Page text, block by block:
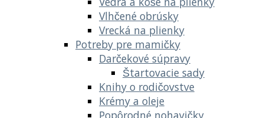
Vlhčené obrúsky
Vrecká na plienky
Potreby pre mamičky
Darčekové súpravy
Štartovacie sady
Knihy o rodičovstve
Krémy a oleje